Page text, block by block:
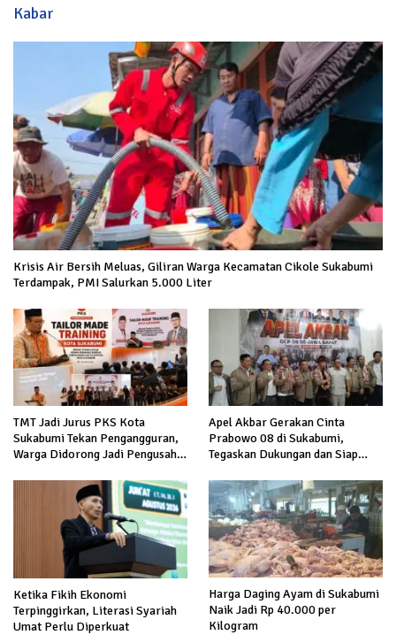
Kabar
Krisis Air Bersih Meluas, Giliran Warga Kecamatan Cikole Sukabumi
Terdampak, PMI Salurkan 5.000 Liter
TMT Jadi Jurus PKS Kota
Sukabumi Tekan Pengangguran,
Warga Didorong Jadi Pengusaha
Apel Akbar Gerakan Cinta
Prabowo 08 di Sukabumi,
Tegaskan Dukungan dan Siap
Prabowo
Ketika Fikih Ekonomi
Terpinggirkan, Literasi Syariah
Umat Perlu Diperkuat
Harga Daging Ayam di Sukabumi
Naik Jadi Rp 40.000 per
Kilogram